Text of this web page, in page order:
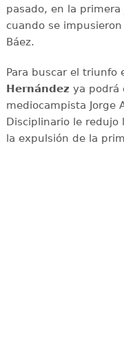
pasado, en la
cuando se
Báez.
Para buscar el triunfo
Hernández ya podrá
mediocampista Jorge
Disciplinario le
la expulsión de la